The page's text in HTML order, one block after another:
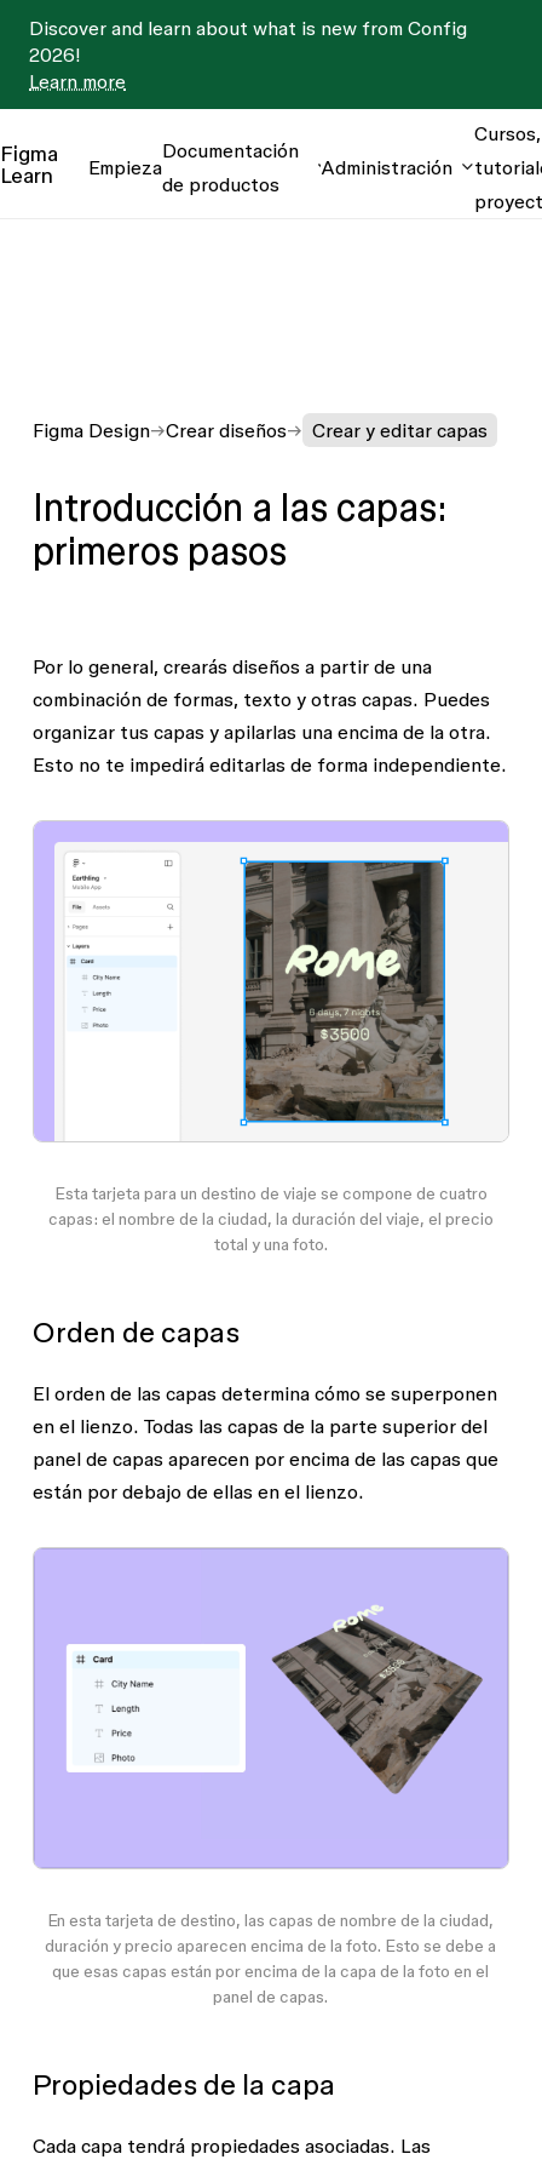
Discover and learn about what is new from Config
2026!
Learn more
Figma
Learn
Empieza
Documentación
de productos
Administración
Cursos,
Figma Design Crear diseños Crear y editar capas
Introducción a las capas:
primeros pasos
Por lo general, crearás diseños a partir de una
combinación de formas, texto y otras capas. Puedes
organizar tus capas y apilarlas una encima de la otra.
Esto no te impedirá editarlas de forma independiente.
Esta tarjeta para un destino de viaje se compone de cuatro
capas: el nombre de la ciudad, la duración del viaje, el precio
total y una foto.
Orden de capas
El orden de las capas determina cómo se superponen
en el lienzo. Todas las capas de la parte superior del
panel de capas aparecen por encima de las capas que
están por debajo de ellas en el lienzo.
En esta tarjeta de destino, las capas denombre de la ciudad,
duración yprecio aparecen encima de lafoto. Esto se debe a
que esas capas están por encima de la capa de lafoto en el
panel de capas.
Propiedades de la capa
Cada capa tendrá propiedades asociadas. Las